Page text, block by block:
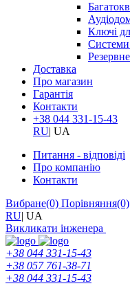
Ключі
Доставка
Про магазин
Гарантія
Контакти
+38 044 331-15-43
RU| UA
Питання - відповіді
Про компанію
Контакти
Вибране(0) Порівняння(0)
RU| UA
Викликати інженера
+38 044 331-15-43
+38 057 761-38-71
+38 044 331-15-43